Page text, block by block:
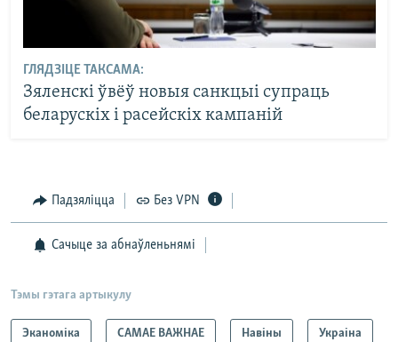
ГЛЯДЗІЦЕ ТАКСАМА:
Зяленскі ўвёў новыя санкцыі супраць
беларускіх і расейскіх кампаній
Падзяліцца Без VPN
Сачыце за абнаўленьнямі
Тэмы гэтага артыкулу
Эканоміка САМАЕ ВАЖНАЕ Навіны Украіна